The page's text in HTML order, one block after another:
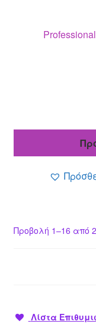
Προβολή 1–16 από
Λίστα